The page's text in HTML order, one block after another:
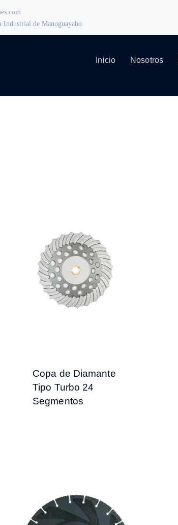
de Manoguayabo.
Inicio Nosotros
Copa de Diamante
Tipo Turbo 24
Segmentos